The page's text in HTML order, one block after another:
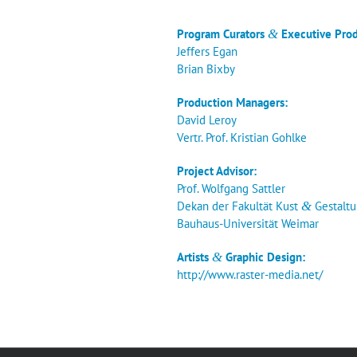
Pro­gram Cura­tors & Exe­cu­ti­ve
Jef­fers Egan
Bri­an Bixby
Pro­duc­tion Managers:
David Leroy
Vertr. Prof. Kris­ti­an Gohlke
Pro­ject Advisor:
Prof. Wolf­gang Sattler
Dekan der Fakul­tät Kust &
Bau­haus-Uni­ver­si­tät Weimar
Artists & Gra­phic Design:
http://www.raster-media.net/